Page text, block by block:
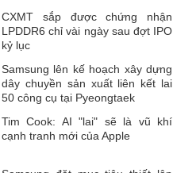
CXMT sắp được chứng nhận
LPDDR6 chỉ vài ngày sau đợt IPO
kỷ lục
Samsung lên kế hoạch xây dựng
dây chuyền sản xuất liên kết lai
50 công cụ tại Pyeongtaek
Tim Cook: AI "lai" sẽ là vũ khí
cạnh tranh mới của Apple